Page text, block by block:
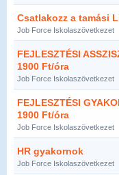
Csatlakozz a tamási
Job Force Iskolaszövetkezet
FEJLESZTÉSI
1900 Ft/óra
Job Force Iskolaszövetkezet
FEJLESZTÉSI
1900 Ft/óra
Job Force Iskolaszövetkezet
HR gyakornok
Job Force Iskolaszövetkezet